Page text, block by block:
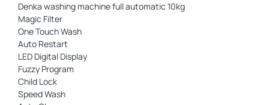
Denka washing machine full automatic 10kg
Magic Filter
One Touch Wash
Auto Restart
LED Digital Display
Fuzzy Program
Child Lock
Speed Wash